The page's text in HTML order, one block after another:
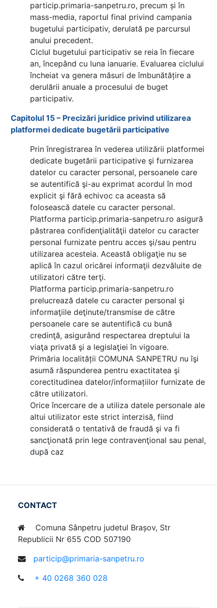
particip.primaria-sanpetru.ro, precum și în
mass-media, raportul final privind campania
bugetului participativ, derulată pe parcursul
anului precedent.
Ciclul bugetului participativ se reia în fiecare
an, începând cu luna ianuarie. Evaluarea ciclului
încheiat va genera măsuri de îmbunătățire a
derulării anuale a procesului de buget
participativ.
Capitolul 15 – Precizări juridice privind utilizarea
platformei dedicate bugetării participative
Prin înregistrarea în vederea utilizării platformei
dedicate bugetării participative şi furnizarea
datelor cu caracter personal, persoanele care
se autentifică şi-au exprimat acordul în mod
explicit şi fără echivoc ca aceasta să
folosească datele cu caracter personal.
Platforma particip.primaria-sanpetru.ro asigură
păstrarea confidenţialităţii datelor cu caracter
personal furnizate pentru acces şi/sau pentru
utilizarea acesteia. Această obligaţie nu se
aplică în cazul oricărei informaţii dezvăluite de
utilizatori către terţi.
Platforma particip.primaria-sanpetru.ro
prelucrează datele cu caracter personal şi
informaţiile deţinute/transmise de către
persoanele care se autentifică cu bună
credinţă, asigurând respectarea dreptului la
viaţa privată şi a legislaţiei în vigoare.
Primăria localității COMUNA SANPETRU nu îşi
asumă răspunderea pentru exactitatea şi
corectitudinea datelor/informațiilor furnizate de
către utilizatori.
Orice încercare de a utiliza datele personale ale
altui utilizator este strict interzisă, fiind
considerată o tentativă de fraudă şi va fi
sancţionată prin lege contravenţional sau penal,
după caz
CONTACT
Comuna Sânpetru judetul Brașov, Str
Republicii Nr 655 COD 507190
particip@primaria-sanpetru.ro
+ 40 0268 360 028